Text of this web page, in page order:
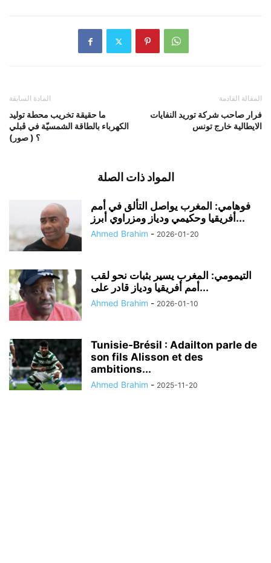
المادة السابقة
ما حقيقة تخريب محطة توليد
الكهرباء بالطاقة الشمسيّة في ڤبلي
؟ ( صور)
المقالة القادمة
فرار صاحب شركة توريد النفايات
الايطالية خارج تونس
المواد ذات الصلة
فوهامي: المغرب يواصل التألق في أمم
أفريقيا وحكيمي ودياز ومزراوي أبرز...
Ahmed Brahim - 2026-01-20
التيمومي: المغرب يسير بثبات نحو لقب
أمم أفريقيا ودياز قادر على...
Ahmed Brahim - 2026-01-10
Tunisie‑Brésil : Adailton parle de
son fils Alisson et des
ambitions...
Ahmed Brahim - 2025-11-20